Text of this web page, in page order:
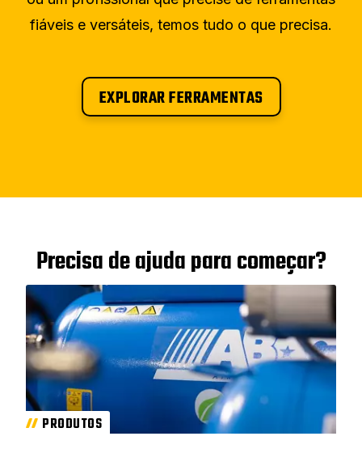
fiáveis e versáteis, temos tudo o que precisa.
EXPLORAR FERRAMENTAS
Precisa de ajuda para começar?
PRODUTOS